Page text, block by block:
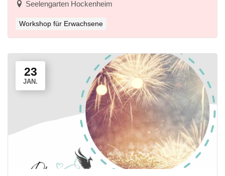
Selbstregulation
Seelengarten Hockenheim
Workshop für Erwachsene
23
JAN.